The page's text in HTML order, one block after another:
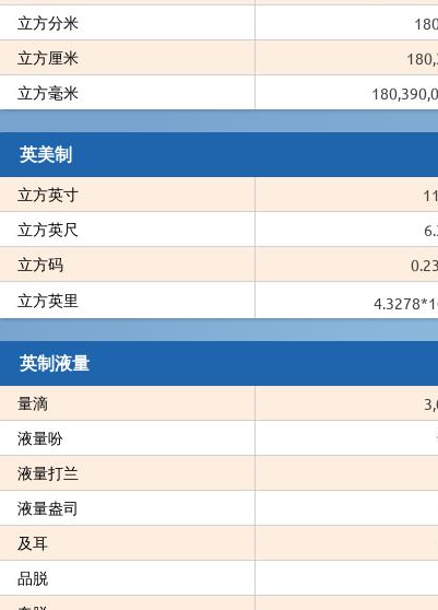
立方分米
立方厘米
立方毫米
英美制
立方英寸
立方英尺
立方码
立方英里
英制液量
量滴
液量吩
液量打兰
液量盎司
及耳
品脱